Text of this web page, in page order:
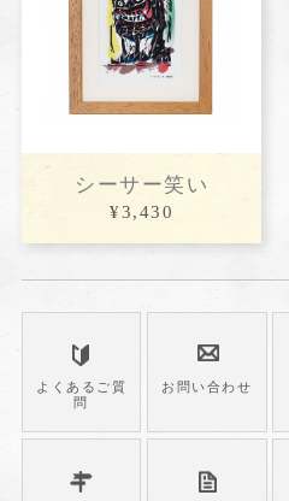
シーサー笑い
¥3,430
よくあるご質
問
お問い合わせ